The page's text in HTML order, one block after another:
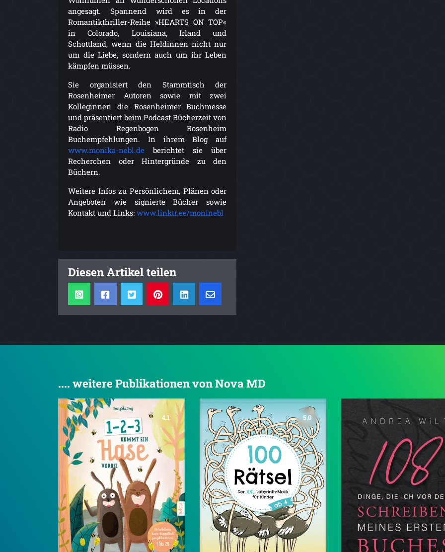
angesagt. Spannend wird es in der
Romantikthriller-Reihe »HEARTS ON TOP«
in Colorado, Louisiana, Irland und
Schottland, wenn die Heldinnen nicht nur
um die Liebe, sondern auch um ihr Leben
kämpfen müssen.
Sie organisiert den Stammtisch der
Rosenheimer Autoren sowie mit zwei
Kolleginnen die Rosenheimer Buchmesse
und präsentiert beim Podcast Bücherzeit von
Radio Regenbogen Rosenheim
Buchempfehlungen. In ihrem Blog auf
www.monika-nebl.de berichtet sie über
Recherchen oder Hintergründe zu den
Büchern.
Weitere Infos zu Persönlichem, Plänen oder
Angeboten wie signierte Bücher sowie
Kontakt und Links: www.linktr.ee/moninebl
Diesen Artikel teilen
.... weitere Publikationen von Nova MD
4.1 5.0